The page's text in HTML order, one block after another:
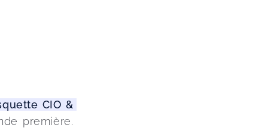
CIO &
première.